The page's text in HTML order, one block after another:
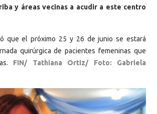
y áreas vecinas a acudir a este centro
que el próximo 25 y 26 de junio se estará
quirúrgica de pacientes femeninas que
FIN/ Tathiana Ortiz/ Foto: Gabriela